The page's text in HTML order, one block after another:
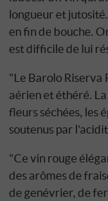
longueur et
en fin de bouche.
est difficile de lui
"Le Barolo Riserva
aérien et éthéré.
fleurs séchées, les
soutenus par
"Ce vin rouge
des arômes de
de genévrier, de